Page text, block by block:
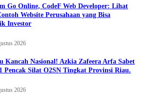
Go Online, CodeF Web Developer: Lihat
Website Perusahaan yang Bisa
Investor
2026
Kancah Nasional! Azkia Zafeera Arfa Sabet
Pencak Silat O2SN Tingkat Provinsi Riau.
2026